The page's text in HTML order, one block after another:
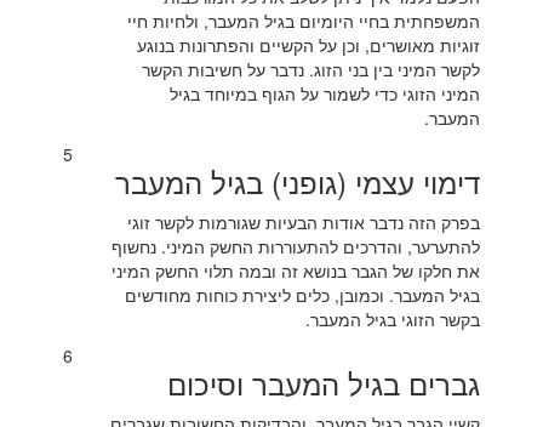
המשפחתית בחיי היומיום בגיל המעבר, ולחיות חיי
זוגיות מאושרים, וכן על הקשיים והפתרונות בנוגע
לקשר המיני בין בני הזוג. נדבר על חשיבות הקשר
המיני הזוגי כדי לשמור על הגוף במיוחד בגיל
המעבר.
5
דימוי עצמי (גופני) בגיל המעבר
בפרק הזה נדבר אודות הבעיות שגורמות לקשר זוגי
להתערער, והדרכים להתעוררות החשק המיני. נחשוף
את חלקו של הגבר בנושא זה ובמה תלוי החשק המיני
בגיל המעבר. וכמובן, כלים ליצירת כוחות מחודשים
בקשר הזוגי בגיל המעבר.
6
גברים בגיל המעבר וסיכום